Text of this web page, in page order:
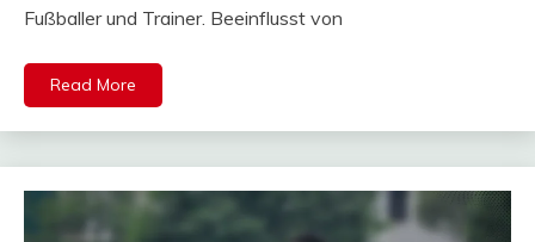
Fußballer und Trainer. Beeinflusst von
Read More